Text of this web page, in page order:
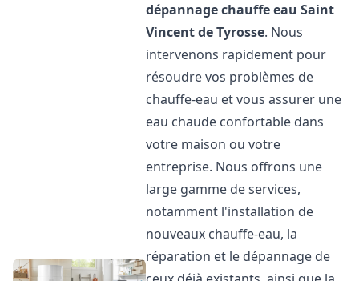
dépannage chauffe eau Saint
Vincent de Tyrosse. Nous
intervenons rapidement pour
résoudre vos problèmes de
chauffe-eau et vous assurer une
eau chaude confortable dans
votre maison ou votre
entreprise. Nous offrons une
large gamme de services,
notamment l'installation de
nouveaux chauffe-eau, la
réparation et le dépannage de